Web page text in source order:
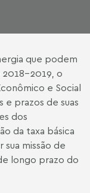
que podem
2018-2019, o
e Social
e prazos de suas
dos
da taxa básica
missão de
longo prazo do